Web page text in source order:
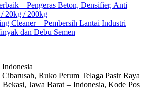
– Pengeras Beton, Densifier, Anti
20kg / 200kg
Cleaner – Pembersih Lantai Industri
dan Debu Semen
Ruko Perum Telaga Pasir Raya
Jawa Barat – Indonesia, Kode Pos